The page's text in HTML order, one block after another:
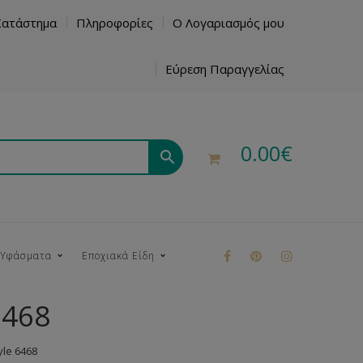
Πληροφορίες Ο Λογαριασμός μου
Εύρεση Παραγγελίας
0.00€
Εποχιακά Είδη
6468